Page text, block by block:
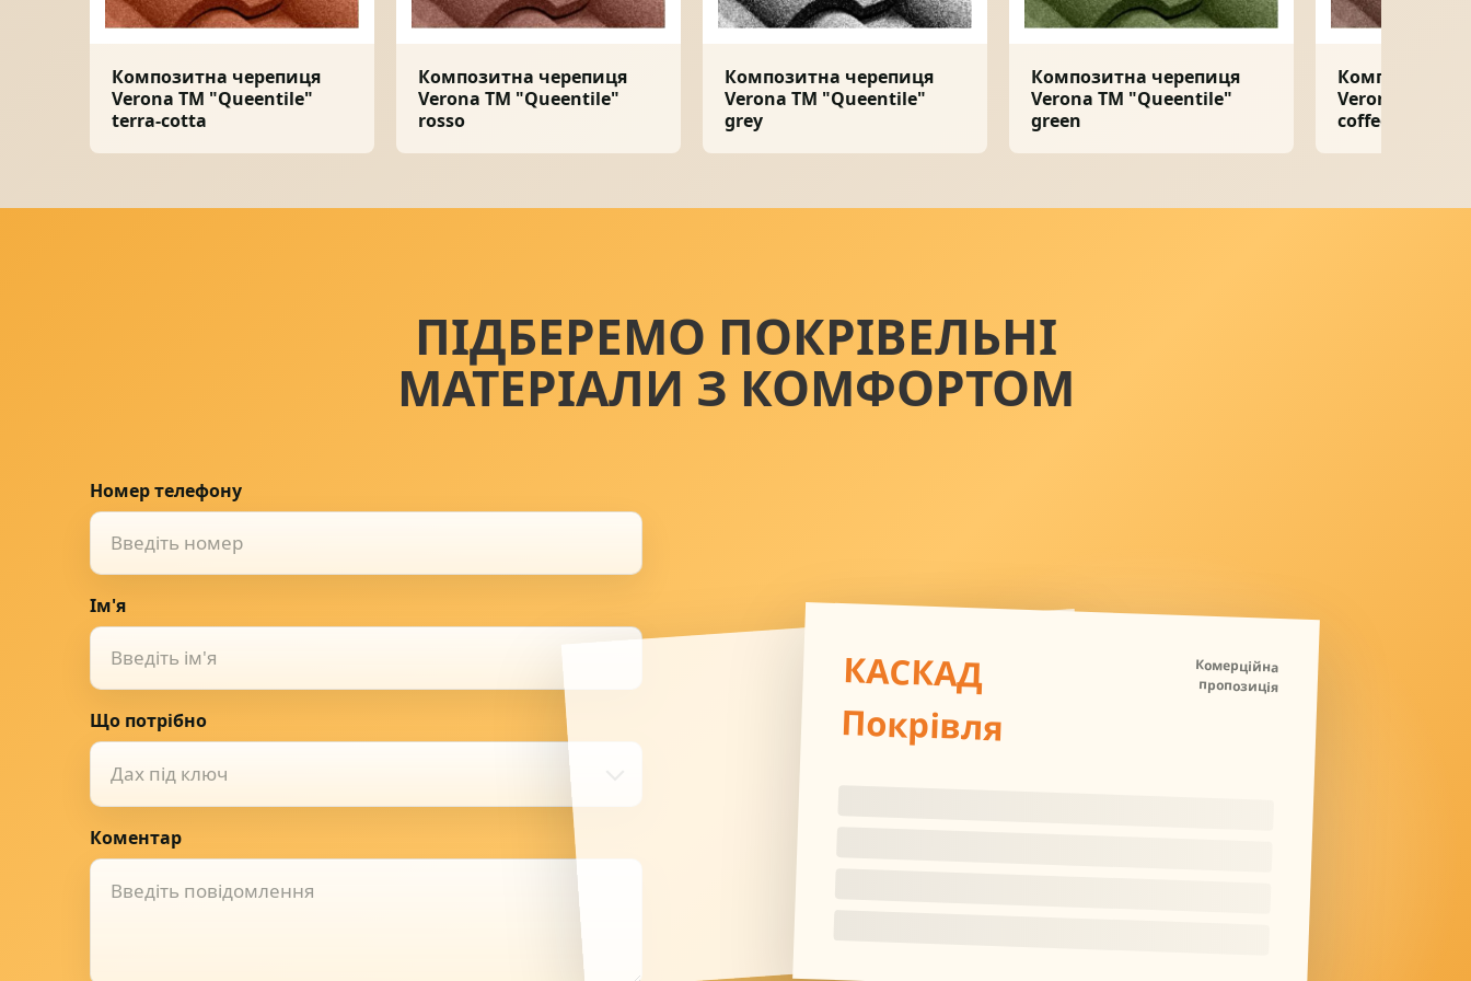
Композитна черепиця
Verona ТМ "Queentile"
terra-cotta
Композитна черепиця
Verona ТМ "Queentile"
rosso
Композитна черепиця
Verona ТМ "Queentile"
grey
Композитна черепиця
Verona ТМ "Queentile"
green
Композитна
Verona ТМ
coffee
ПІДБЕРЕМО ПОКРІВЕЛЬНІ
МАТЕРІАЛИ З КОМФОРТОМ
Номер телефону
Ім'я
Що потрібно
Дах під ключ
Коментар
КАСКАД
Покрівля
Комерційна
пропозиція